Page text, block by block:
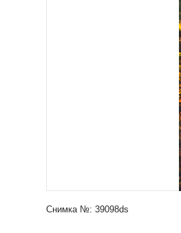
Снимка №: 39098ds